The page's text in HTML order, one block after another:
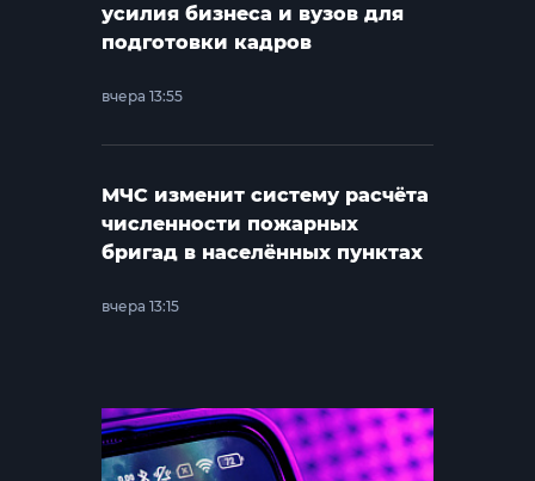
усилия бизнеса и вузов для
подготовки кадров
вчера 13:55
МЧС изменит систему расчёта
численности пожарных
бригад в населённых пунктах
вчера 13:15